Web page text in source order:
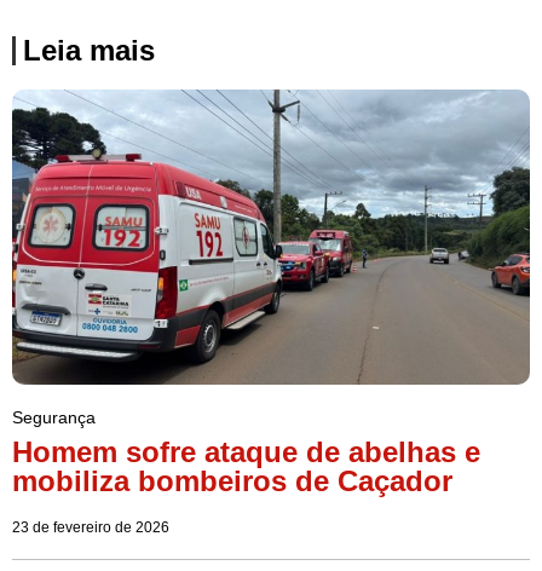
Leia mais
Segurança
Homem sofre ataque de abelhas e
mobiliza bombeiros de Caçador
23 de fevereiro de 2026